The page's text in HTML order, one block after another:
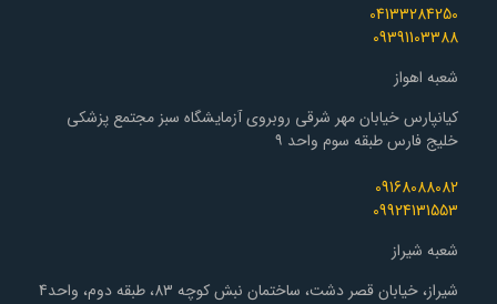
04133284250
09391103388
شعبه اهواز
کیانپارس خیابان مهر شرقی روبروی آزمایشگاه سبز مجتمع پزشکی
خلیج فارس طبقه سوم واحد ۹
09168088082
09924131553
شعبه شیراز
شیراز، خیابان قصر دشت، ساختمان نبش کوچه 83، طبقه دوم، واحد4